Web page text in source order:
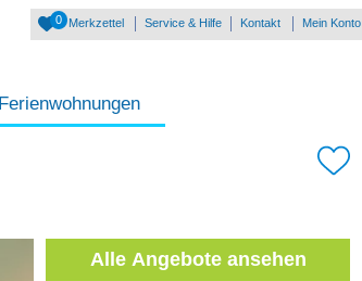
Ferienwohnungen
0 Merkzettel Service & Hilfe Kontakt Mein Konto
Alle Angebote ansehen